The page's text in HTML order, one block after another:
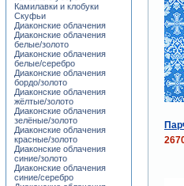
Камилавки и клобуки
Скуфьи
Диаконские облачения
Диаконские облачения
белые/золото
Диаконские облачения
белые/серебро
Диаконские облачения
бордо/золото
Диаконские облачения
жёлтые/золото
Диаконские облачения
зелёные/золото
Диаконские облачения
красные/золото
Диаконские облачения
синие/золото
Диаконские облачения
синие/серебро